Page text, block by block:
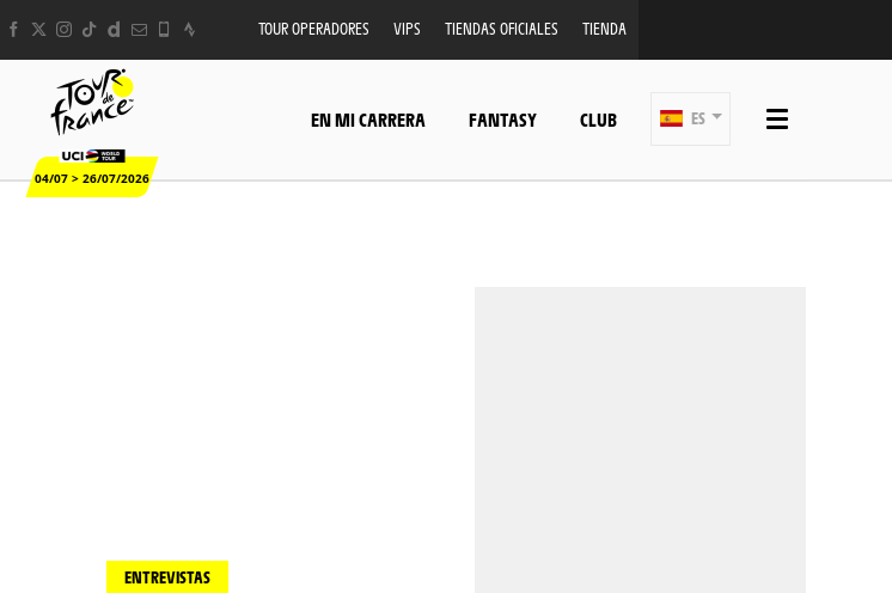
TOUR OPERADORES VIPS TIENDAS OFICIALES TIENDA
04/07 > 26/07/2026
EN MI CARRERA FANTASY CLUB ES
ENTREVISTAS